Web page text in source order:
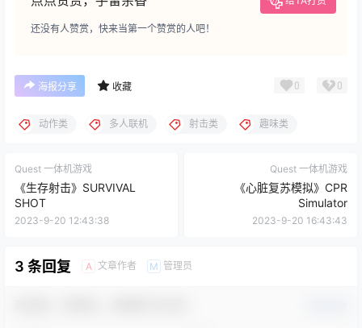
还没有人赞赏，快来当第一个赞赏的人吧！
海报分享 收藏 0 0
动作类 多人联机 射击类 趣味类
Quest 一体机游戏
《生存射击》SURVIVAL
SHOT
2023-9-20 12:43:38
Quest 一体机游戏
《心脏复苏模拟》CPR
Simulator
2023-9-20 16:43:43
3 条回复 A 文章作者 M 管理员